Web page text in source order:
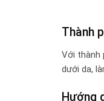
Thành
Với thành
dưới da,
Hướng